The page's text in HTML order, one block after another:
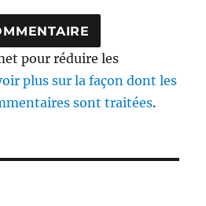
pour réduire les
plus sur la façon dont les
sont traitées.